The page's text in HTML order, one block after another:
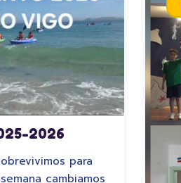
2026
para
cambiamos